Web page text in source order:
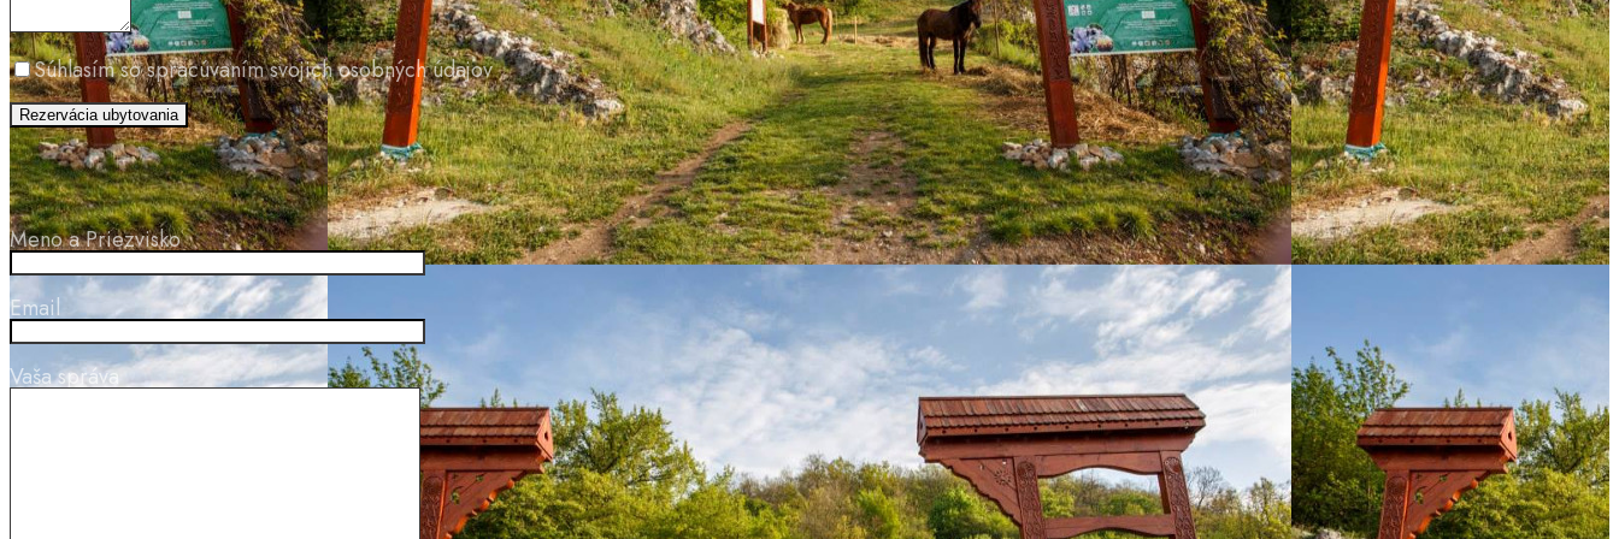
Súhlasím so spracúvaním svojich osobných údajov
Meno a Priezvisko
Email
Vaša správa